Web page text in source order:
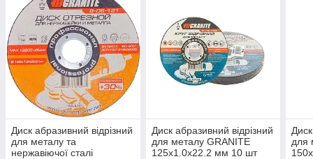
Диск абразивний відрізний
для металу та
нержавіючої сталі
Диск абразивний відрізний
для металу GRANITE
125х1.0х22.2 мм 10 шт
для